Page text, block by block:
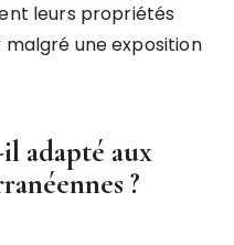
leurs propriétés
une exposition
adapté aux
?